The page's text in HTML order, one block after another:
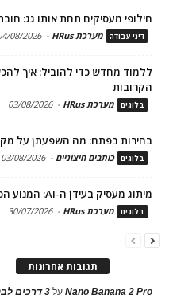
חילופי מעסיקים תחת אותו גג:
דיני עבודה מערכת HRus -
08/2026
ללמוד מחדש כדי להוביל: איך
הקרובות
בלוגים מערכת HRus -
03/08/2026
בחירות בפתח: מה השפעתן על
בלוגים כותבים חיצוניים -
03/08/2026
מיתוג מעסיק בעידן ה-AI: המנוע הכלכלי של גיוס ושימור טלנטים
בלוגים מערכת HRus -
30/07/2026
תגובות אחרונות
Nano Banana 2 Proעל 3 דרכים לבניית ביטחון עצמי של עובדים